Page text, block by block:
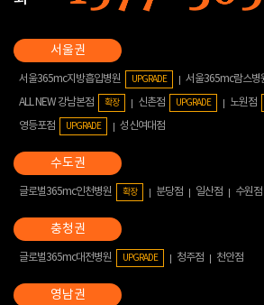
서울365mc지방흡입병원 UPGRADE 서울365mc람스병
ALL NEW 강남본점 확장 신촌점 UPGRADE 노원점
영등포점
UPGRADE 성신여대점
글로벌365mc인천병원 확장 분당점 일산점 수원점
글로벌365mc대전병원 UPGRADE 청주점 천안점